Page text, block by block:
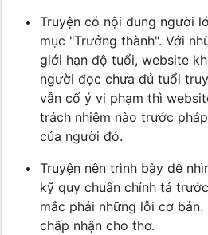
Truyện có nội dung người
mục "Trưởng thành". Với
giới hạn độ tuổi, website
người đọc chưa đủ tuổi
vẫn cố ý vi phạm thì
trách nhiệm nào trước
của người đó.
Truyện nên trình bày dễ
kỹ quy chuẩn chính tả
mắc phải những lỗi cơ
chấp nhận cho thơ.